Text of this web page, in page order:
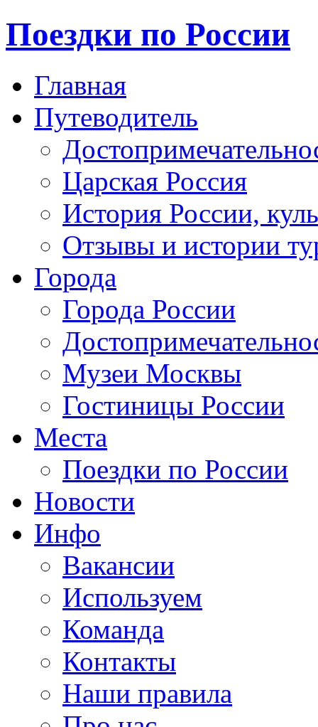
Поездки по России
Главная
Путеводитель
Царская Россия
История России,
Отзывы и истории
Города
Города России
Музеи Москвы
Гостиницы России
Места
Поездки по России
Новости
Инфо
Вакансии
Используем
Команда
Контакты
Наши правила